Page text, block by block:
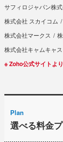
サフィロジャパン株
株式会社 スカイコム
株式会社マークス
株式会社キャムキャ
※ Zoho公式サイトよ
Plan
選べる料金